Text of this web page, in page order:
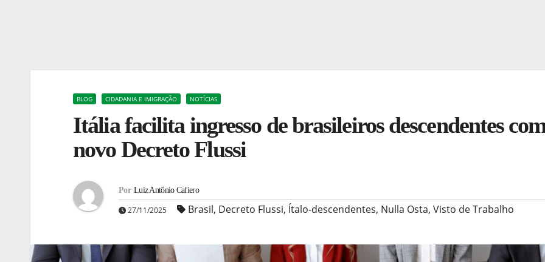
BLOG CIDADANIA E IMIGRAÇÃO NOTÍCIAS
Itália facilita ingresso de brasileiros descendentes
novo Decreto Flussi
Por Luiz Antônio Cafiero
27/11/2025 Brasil, Decreto Flussi, Ítalo-descendentes, Nulla Osta, Visto de Trabalho